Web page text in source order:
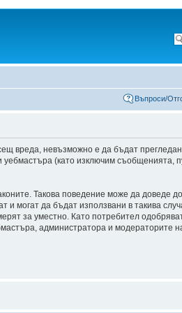
Въпроси/
вреда, невъзможно е да бъдат
(като изключим съобщенията,
Такова поведение може да доведе
и могат да бъдат използвани в такива
за уместно. Като потребител
администратора и модераторите